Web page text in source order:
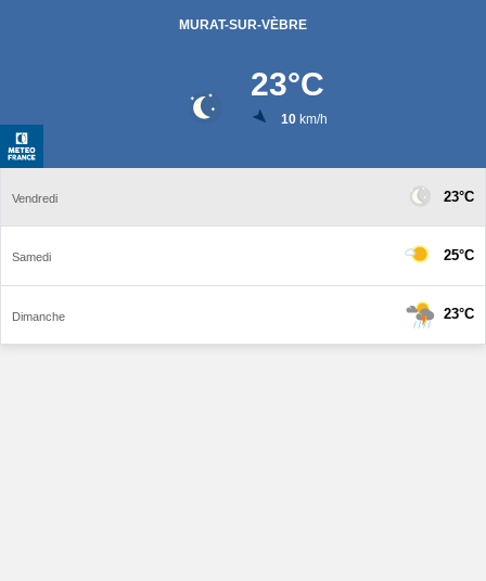
MURAT-SUR-VÈBRE
23°C
10km/h
Vendredi 23°C
Samedi 25°C
Dimanche 23°C